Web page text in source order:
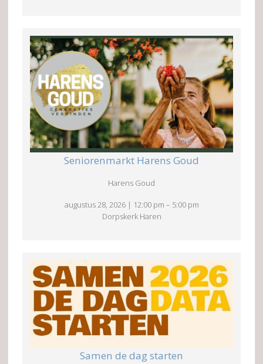
Seniorenmarkt Harens Goud
Harens Goud
augustus 28, 2026 | 12:00 pm – 5:00 pm
Dorpskerk Haren
Samen de dag starten